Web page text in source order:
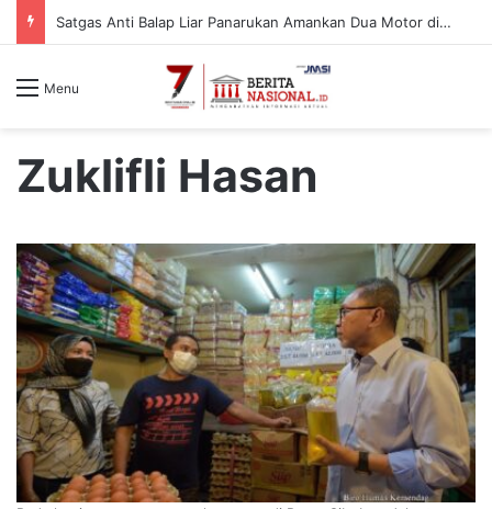
Satgas Anti Balap Liar Panarukan Amankan Dua Motor di Desa Gelung, Pelaku Diduga dari Luar Daerah
Menu
Zuklifli Hasan